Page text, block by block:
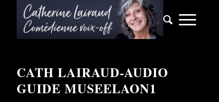
CATH LAIRAUD-AUDIO
GUIDE MUSEELAON1